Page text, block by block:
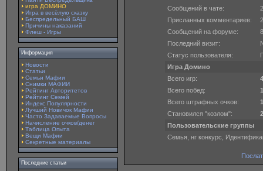
игра ДОМИНО
Игра в весёлую сказку
Беспредельный БАШ
Причины наказаний
Флеш - Игры
Информация
Новости
Статьи
Семьи Мафии
Снимки МАФИИ
Рейтинг Авторитетов
Рейтинг Семей
Индекс Популярности
Лучший Новичок Мафии
Часто Задаваемые Вопросы
Начисление очков/денег
Таблица Опыта
Вещи Мафии
Секретные материалы
Последние статьи
Сообщений в чате:
Присланных комментариев:
Сообщений на форуме:
Последний визит:
Статус пользователя:
Игра Домино
Всего игр:
Всего побед:
Всего штрафных очков:
Становился "козлом":
Пользовательские группы
Семья, нг конкурс,